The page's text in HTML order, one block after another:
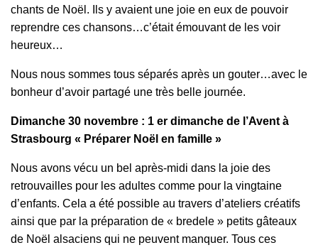
chants de Noël. Ils y avaient une joie en eux de pouvoir
reprendre ces chansons…c’était émouvant de les voir
heureux…
Nous nous sommes tous séparés après un gouter…avec le
bonheur d’avoir partagé une très belle journée.
Dimanche 30 novembre : 1 er dimanche de l’Avent à
Strasbourg « Préparer Noël en famille »
Nous avons vécu un bel après-midi dans la joie des
retrouvailles pour les adultes comme pour la vingtaine
d’enfants. Cela a été possible au travers d’ateliers créatifs
ainsi que par la préparation de « bredele » petits gâteaux
de Noël alsaciens qui ne peuvent manquer. Tous ces